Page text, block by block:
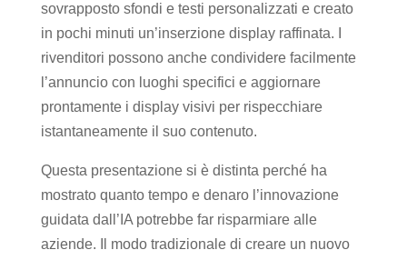
sovrapposto sfondi e testi personalizzati e creato
in pochi minuti un’inserzione display raffinata. I
rivenditori possono anche condividere facilmente
l’annuncio con luoghi specifici e aggiornare
prontamente i display visivi per rispecchiare
istantaneamente il suo contenuto.
Questa presentazione si è distinta perché ha
mostrato quanto tempo e denaro l’innovazione
guidata dall’IA potrebbe far risparmiare alle
aziende. Il modo tradizionale di creare un nuovo